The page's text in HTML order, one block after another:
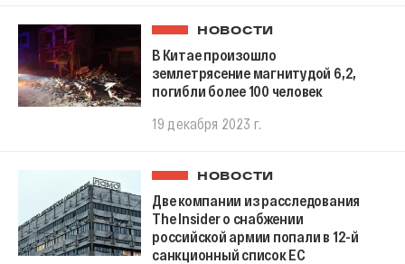
НОВОСТИ
В Китае произошло
землетрясение магнитудой 6,2,
погибли более 100 человек
19 декабря 2023 г.
НОВОСТИ
Две компании из расследования
The Insider о снабжении
российской армии попали в 12-й
санкционный список ЕС